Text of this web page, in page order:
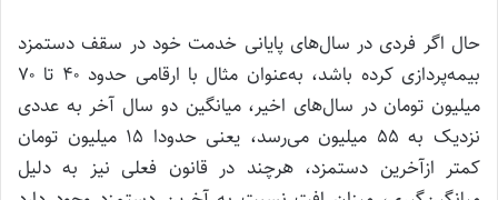
حال اگر فردی در سال‌های پایانی خدمت خود در سقف دستمزد
بیمه‌پردازی کرده باشد، به‌عنوان مثال با ارقامی حدود ۴۰ تا ۷۰
میلیون تومان در سال‌های اخیر، میانگین دو سال آخر به عددی
نزدیک به ۵۵ میلیون می‌رسد، یعنی حدودا ۱۵ میلیون تومان
کمتر ازآخرین دستمزد، هرچند در قانون فعلی نیز به دلیل